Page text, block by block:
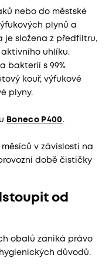
nebo do městské
plynů a
je složena z předfiltru,
aktivního uhlíku.
bakterií s 99%
kouř, výfukové
plyny.
Boneco P400.
měsíců v závislosti na
době čističky
od
obalů zaniká právo
důvodů.